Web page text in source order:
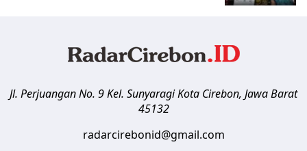
Jl. Perjuangan No. 9 Kel. SunyaragiKota Cirebon, Jawa Barat
45132
radarcirebonid@gmail.com